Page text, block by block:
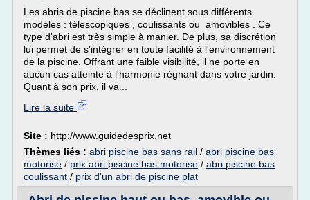
Les abris de piscine bas se déclinent sous différents
modèles : télescopiques , coulissants ou amovibles . Ce
type d'abri est très simple à manier. De plus, sa discrétion
lui permet de s'intégrer en toute facilité à l'environnement
de la piscine. Offrant une faible visibilité, il ne porte en
aucun cas atteinte à l'harmonie régnant dans votre jardin.
Quant à son prix, il va...
Lire la suite
Site : http://www.guidedesprix.net
Thèmes liés : abri piscine bas sans rail / abri piscine bas
motorise / prix abri piscine bas motorise / abri piscine bas
coulissant / prix d'un abri de piscine plat